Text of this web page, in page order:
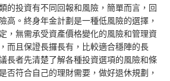
的投資有不同回報和風險，簡單而言，回
高。終身年金計劃是一種低風險的選擇，
，無需承受資產價格變化的風險和管理資
而且保證長攞長有，比較適合穩陣的長
長者先清楚了解各種投資選項的風險和條
否符合自己的理財需要，做好退休規劃，